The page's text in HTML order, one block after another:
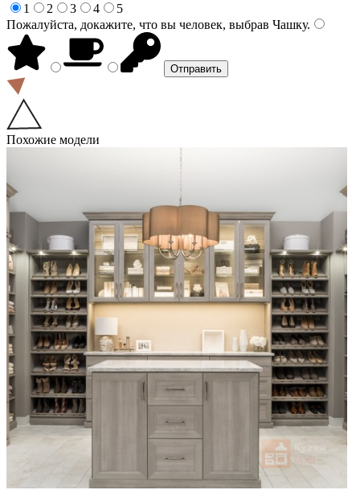
1
2 3 4
5
Пожалуйста, докажите, что вы человек, выбрав Чашку.
Похожие модели